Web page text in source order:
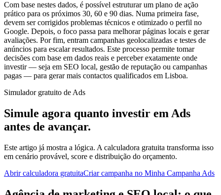
Com base nestes dados, é possível estruturar um plano de ação
prático para os próximos 30, 60 e 90 dias. Numa primeira fase,
devem ser corrigidos problemas técnicos e otimizado o perfil no
Google. Depois, o foco passa para melhorar páginas locais e gerar
avaliações. Por fim, entram campanhas geolocalizadas e testes de
anúncios para escalar resultados. Este processo permite tomar
decisões com base em dados reais e perceber exatamente onde
investir — seja em SEO local, gestão de reputação ou campanhas
pagas — para gerar mais contactos qualificados em Lisboa.
Simulador gratuito de Ads
Simule agora quanto investir em Ads
antes de avançar.
Este artigo já mostra a lógica. A calculadora gratuita transforma isso
em cenário provável, score e distribuição do orçamento.
Abrir calculadora gratuitaCriar campanha no Minha Campanha Ads